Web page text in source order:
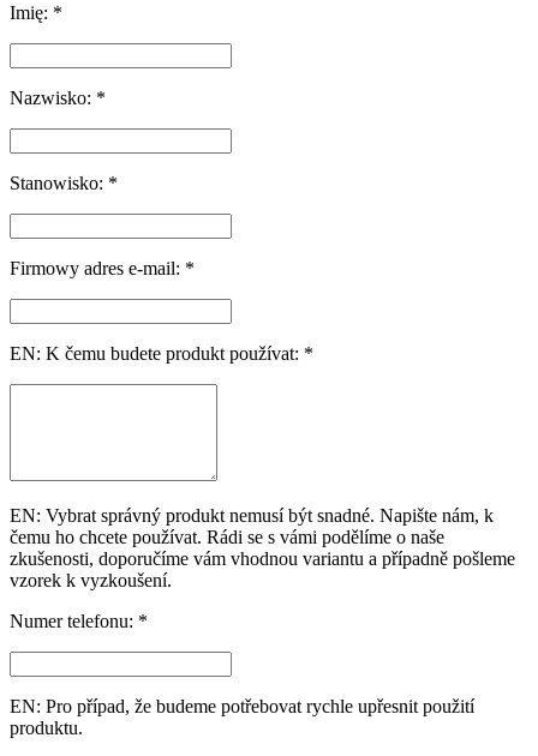
Imię: *
Nazwisko: *
Stanowisko: *
Firmowy adres e-mail: *
EN: K čemu budete produkt používat: *
EN: Vybrat správný produkt nemusí být snadné. Napište nám, k
čemu ho chcete používat. Rádi se s vámi podělíme o naše
zkušenosti, doporučíme vám vhodnou variantu a případně pošleme
vzorek k vyzkoušení.
Numer telefonu: *
EN: Pro případ, že budeme potřebovat rychle upřesnit použití
produktu.